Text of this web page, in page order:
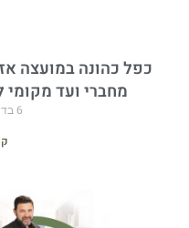
כפל כהונה במועצה
מחברי ועד מקומי
6 בדצמבר 2007